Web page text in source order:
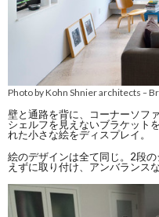
Photo by Kohn Shnier architects –
壁と通路を背に、コーナーソフ
シェルフを見えないブラケット
れた小さな絵をディスプレイ。
絵のデザインは全て同じ。2段
えずに取り付け、アンバランス